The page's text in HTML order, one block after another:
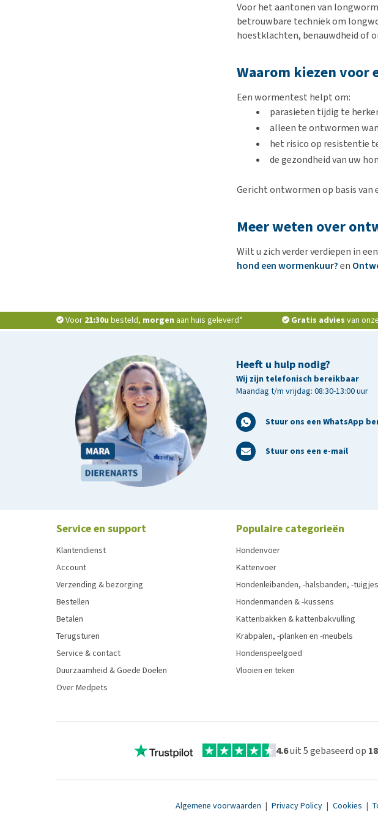
Voor het aantonen van
betrouwbare techniek om
hoestklachten, benauwdheid of
Waarom kiezen voor
Een wormentest helpt om:
parasieten tijdig te
alleen te ontwormen
het risico op resistentie
de gezondheid van uw
Gericht ontwormen op basis van
Meer weten over
Wilt u zich verder verdiepen in
hond een wormenkuur?en
Voor 21:30u besteld, morgen aan huis geleverd* Gratis advies van
Heeft u hulp nodig?
Wij zijn telefonisch bereikbaar
Maandag t/m vrijdag: 08:30-13:00 uur
Stuur ons een WhatsApp
Stuur ons een e-mail
Service en support
Klantendienst
Account
Verzending & bezorging
Bestellen
Betalen
Terugsturen
Service & contact
Duurzaamheid & Goede Doelen
Over Medpets
Populaire categorieën
Hondenvoer
Kattenvoer
Hondenleibanden, -halsbanden, -tuigjes
Hondenmanden & -kussens
Kattenbakken & kattenbakvulling
Krabpalen, -planken en -meubels
Hondenspeelgoed
Vlooien en teken
4.6uit 5 gebaseerd op
Algemene voorwaarden | Privacy Policy | Cookies |